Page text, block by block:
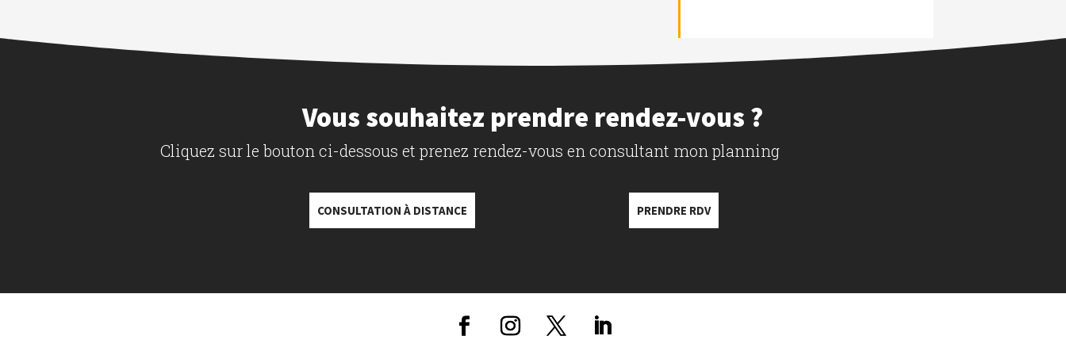
Vous souhaitez prendre rendez-vous ?
Cliquez sur le bouton ci-dessous et prenez rendez-vous en consultant mon planning
CONSULTATION À DISTANCE PRENDRE RDV